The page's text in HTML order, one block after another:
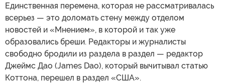
Единственная перемена, которая не рассматривалась
всерьез — это доломать стену между отделом
новостей и «Мнением», в которой и так уже
образовались бреши. Редакторы и журналисты
свободно бродили из раздела в раздел — редактор
Джеймс Дао (James Dao), который вычитывал статью
Коттона, перешел в раздел «США».